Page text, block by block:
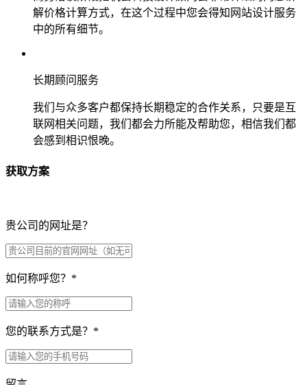
解价格计算方式，在这个过程中您会得知网站设计服务
中的所有细节。
长期顾问服务
我们与众多客户都保持长期稳定的合作关系，只要是互
联网相关问题，我们都会力所能及帮助您，相信我们都
会感到相识恨晚。
获取方案
贵公司的网址是？
如何称呼您？ *
您的联系方式是？ *